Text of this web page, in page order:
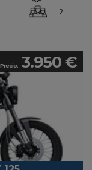
2
Precio: 3.950 €